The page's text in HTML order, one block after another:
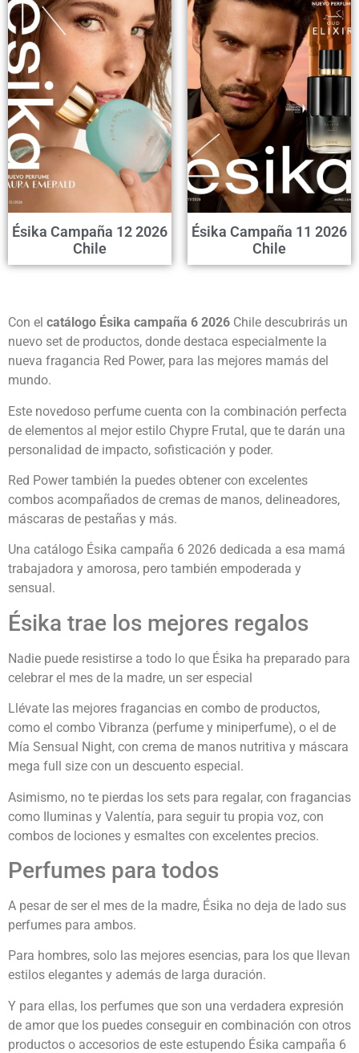
Ésika Campaña 12 2026
Chile
Ésika Campaña 11 2026
Chile
Con el catálogo Ésika campaña 6 2026 Chile descubrirás un
nuevo set de productos, donde destaca especialmente la
nueva fragancia Red Power, para las mejores mamás del
mundo.
Este novedoso perfume cuenta con la combinación perfecta
de elementos al mejor estilo Chypre Frutal, que te darán una
personalidad de impacto, sofisticación y poder.
Red Power también la puedes obtener con excelentes
combos acompañados de cremas de manos, delineadores,
máscaras de pestañas y más.
Una catálogo Ésika campaña 6 2026 dedicada a esa mamá
trabajadora y amorosa, pero también empoderada y
sensual.
Ésika trae los mejores regalos
Nadie puede resistirse a todo lo que Ésika ha preparado para
celebrar el mes de la madre, un ser especial
Llévate las mejores fragancias en combo de productos,
como el combo Vibranza (perfume y miniperfume), o el de
Mía Sensual Night, con crema de manos nutritiva y máscara
mega full size con un descuento especial.
Asimismo, no te pierdas los sets para regalar, con fragancias
como Iluminas y Valentía, para seguir tu propia voz, con
combos de lociones y esmaltes con excelentes precios.
Perfumes para todos
A pesar de ser el mes de la madre, Ésika no deja de lado sus
perfumes para ambos.
Para hombres, solo las mejores esencias, para los que llevan
estilos elegantes y además de larga duración.
Y para ellas, los perfumes que son una verdadera expresión
de amor que los puedes conseguir en combinación con otros
productos o accesorios de este estupendo Ésika campaña 6